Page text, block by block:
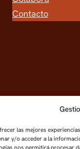
las mejores
y/o acceder a la
Contacto